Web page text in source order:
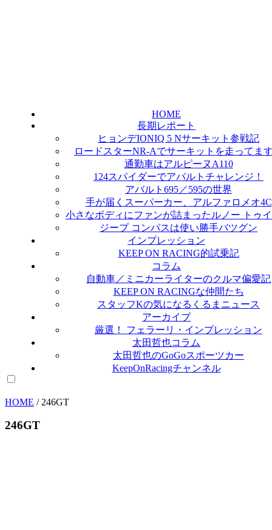
HOME
長期レポート
ヒョンデIONIQ 5 Nサーキット参戦記
ロードスターNR-Aでサーキットを走ってま
通勤車はアルピーヌA110
124スパイダーでアバルトチャレンジ！
アバルト695／595の世界
手が届くスーパーカー、アルファロメオ4C
小さなボディにファンが詰まったルノー トゥ
ジープ コンパスは使い勝手バツグン
インプレッション
KEEP ON RACING的試乗記
コラム
自動車／ミニカーライターのクルマ偏愛記
KEEP ON RACINGな仲間たち
スタッフKの気になるくるまニュース
アーカイブ
厳選！ フェラーリ・インプレッション
太田哲也コラム
太田哲也のGoGoスポーツカー
KeepOnRacingチャンネル
HOME / 246GT
246GT